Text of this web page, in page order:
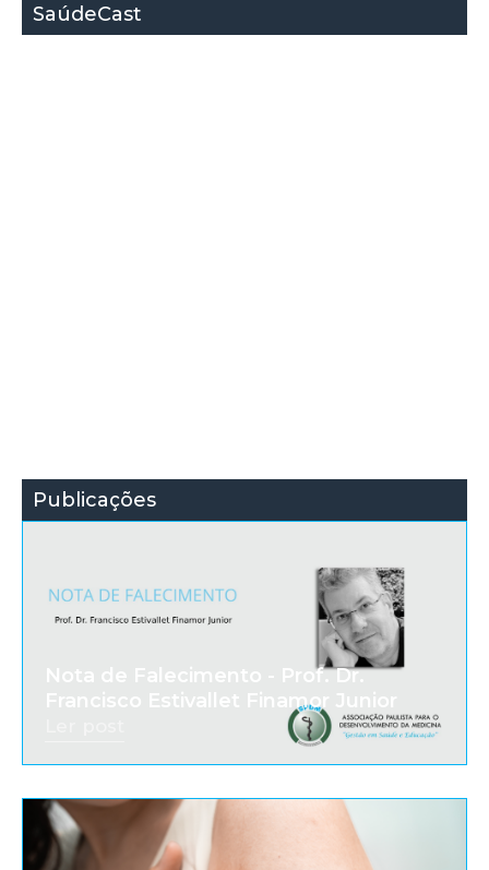
SaúdeCast
Publicações
Nota de Falecimento - Prof. Dr.
Francisco Estivallet Finamor Junior